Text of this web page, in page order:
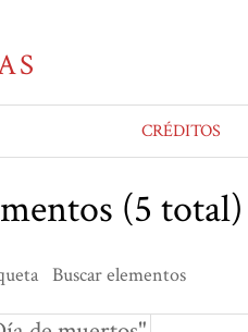
CRÉDITOS
(5 total)
Buscar elementos